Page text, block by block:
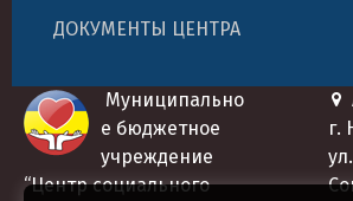
ДОКУМЕНТЫ ЦЕНТРА
Муниципально
е бюджетное
учреждение
“Центр социального
г.
ул.